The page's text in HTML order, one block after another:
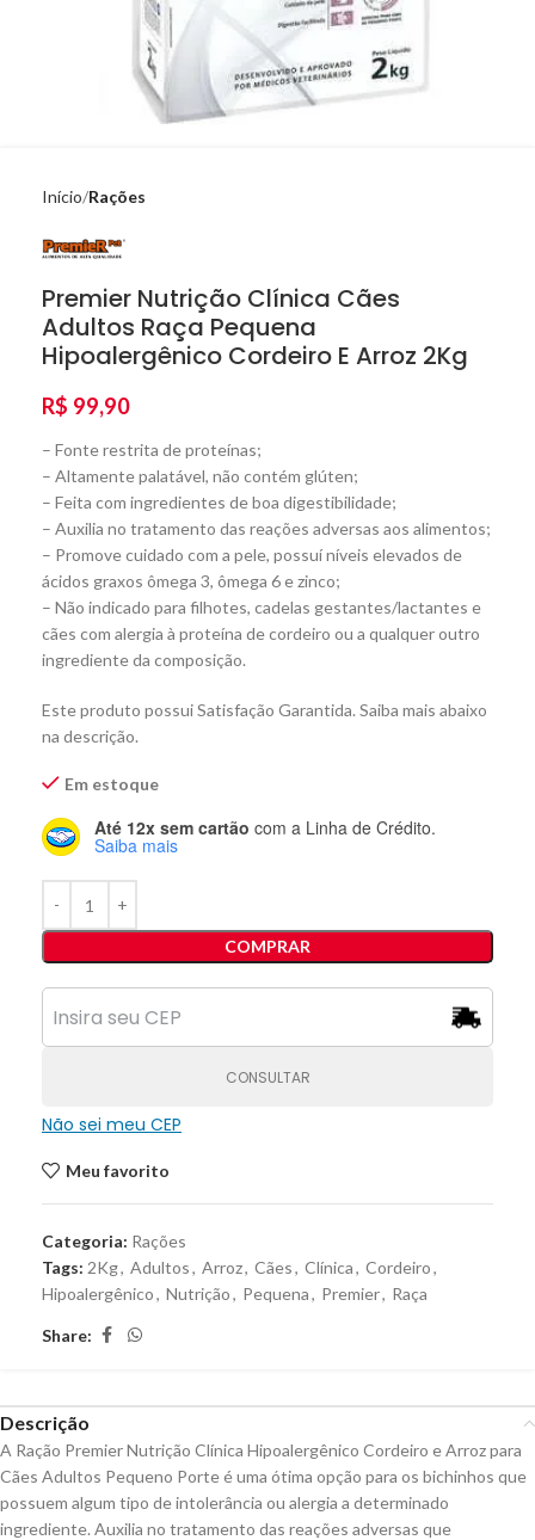
Início Rações
Premier Nutrição Clínica Cães
Adultos Raça Pequena
Hipoalergênico Cordeiro E Arroz 2Kg
R$ 99,90
– Fonte restrita de proteínas;
– Altamente palatável, não contém glúten;
– Feita com ingredientes de boa digestibilidade;
– Auxilia no tratamento das reações adversas aos alimentos;
– Promove cuidado com a pele, possuí níveis elevados de
ácidos graxos ômega 3, ômega 6 e zinco;
– Não indicado para filhotes, cadelas gestantes/lactantes e
cães com alergia à proteína de cordeiro ou a qualquer outro
ingrediente da composição.
Este produto possui Satisfação Garantida. Saiba mais abaixo
na descrição.
Em estoque
Até 12x sem cartão com a Linha de Crédito.
Saiba mais
COMPRAR
CONSULTAR
Não sei meu CEP
Meu favorito
Categoria: Rações
Tags: 2Kg, Adultos, Arroz, Cães, Clínica, Cordeiro,
Hipoalergênico, Nutrição, Pequena, Premier, Raça
Share:
Descrição
A Ração Premier Nutrição Clínica Hipoalergênico Cordeiro e Arroz para
Cães Adultos Pequeno Porte é uma ótima opção para os bichinhos que
possuem algum tipo de intolerância ou alergia a determinado
ingrediente. Auxilia no tratamento das reações adversas que